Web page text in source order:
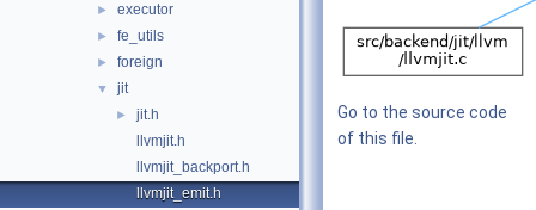
► executor
► fe_utils
► foreign
▼ jit
►
jit.h
llvmjit.h
llvmjit_backport.h
llvmjit_emit.h
Go to the source code
of this file.